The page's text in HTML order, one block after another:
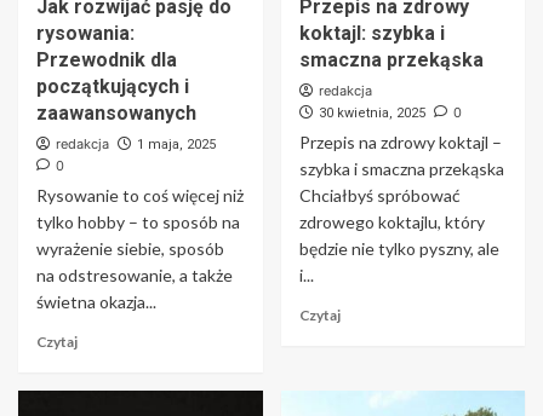
Jak rozwijać pasję do
rysowania:
Przewodnik dla
początkujących i
zaawansowanych
redakcja 1 maja, 2025
0
Rysowanie to coś więcej niż
tylko hobby – to sposób na
wyrażenie siebie, sposób
na odstresowanie, a także
świetna okazja...
Czytaj
Przepis na zdrowy
koktajl: szybka i
smaczna przekąska
redakcja
30 kwietnia, 2025 0
Przepis na zdrowy koktajl –
szybka i smaczna przekąska
Chciałbyś spróbować
zdrowego koktajlu, który
będzie nie tylko pyszny, ale
i...
Czytaj